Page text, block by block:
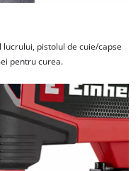
pistolul de cuie/capse
pentru curea.